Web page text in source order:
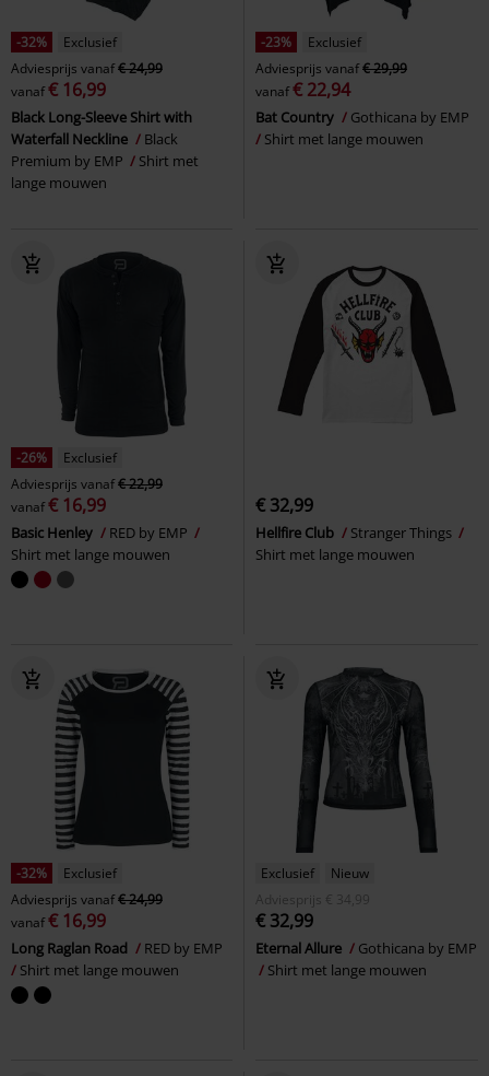
-32%
Exclusief
Adviesprijs vanaf€ 24,99
vanaf€ 16,99
Black Long-Sleeve Shirt with
Waterfall Neckline
Black
Premium by EMP
Shirt met
lange mouwen
-23%
Exclusief
Adviesprijs vanaf€ 29,99
vanaf€ 22,94
Bat Country
Gothicana by EMP
Shirt met lange mouwen
-26%
Exclusief
Adviesprijs vanaf€ 22,99
vanaf€ 16,99
Basic Henley
RED by EMP
Shirt met lange mouwen
€ 32,99
Hellfire Club
Stranger Things
Shirt met lange mouwen
-32%
Exclusief
Adviesprijs vanaf€ 24,99
vanaf€ 16,99
Long Raglan Road
RED by EMP
Shirt met lange mouwen
Exclusief
Nieuw
Adviesprijs
€ 34,99
€ 32,99
Eternal Allure
Gothicana by EMP
Shirt met lange mouwen